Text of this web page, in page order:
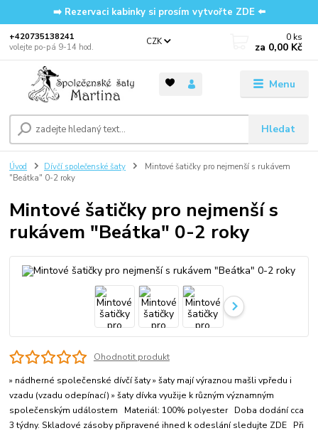
➡️ Rezervaci kabinky si prosím vytvořte ZDE ⬅️
Menu
CZK
Hledat
‭+420735138241
volejte po-pá 9-14 hod.
0 ks
za 0,00 Kč
Úvod Dívčí společenské šaty
Mintové šatičky pro nejmenší s rukávem
"Beátka" 0-2 roky
Mintové šatičky pro nejmenší s
rukávem "Beátka" 0-2 roky
Ohodnotit produkt
» nádherné společenské dívčí šaty » šaty mají výraznou mašli vpředu i
vzadu (vzadu odepínací) » šaty dívka využije k různým významným
společenským událostem Materiál: 100% polyester Doba dodání cca
3 týdny. Skladové zásoby připravené ihned k odeslání sledujte ZDE Při